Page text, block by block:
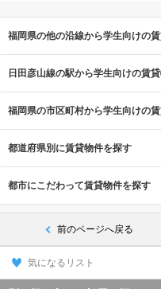
福岡県の他の沿線から学生向けの
日田彦山線の駅から学生向けの賃
福岡県の市区町村から学生向けの
都道府県別に賃貸物件を探す
都市にこだわって賃貸物件を探す
前のページへ戻る
気になるリスト